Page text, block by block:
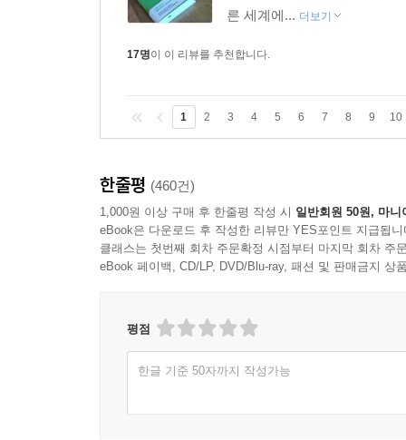
른 세계에... 더보기
17명이 이 리뷰를 추천합니다.
1 2 3 4 5 6 7 8 9 10
한줄평 (460건)
1,000원 이상 구매 후 한줄평 작성 시 일반회원 50원, 마니
eBook은 다운로드 후 작성한 리뷰만 YES포인트 지급됩니
클래스는 첫번째 회차 주문확정 시점부터 마지막 회차 주
eBook 페이백, CD/LP, DVD/Blu-ray, 패션 및 판매금지 상
평점
한글 기준 50자까지 작성가능